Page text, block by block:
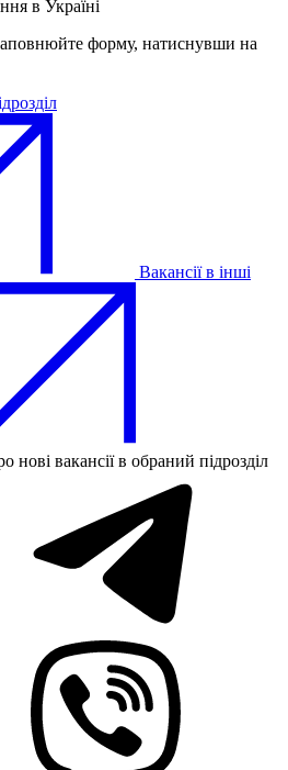
в Україні
форму, натиснувши на
Вакансії в інші
вакансії в обраний підрозділ